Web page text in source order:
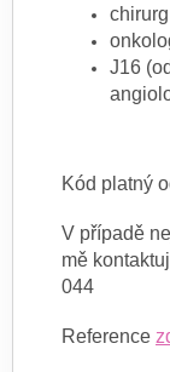
chirurg
J16
Kód platný
V případě
mě
044
Reference